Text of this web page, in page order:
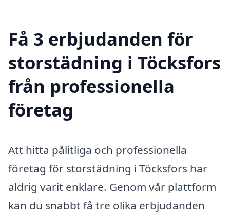
Få 3 erbjudanden för
storstädning i Töcksfors
från professionella
företag
Att hitta pålitliga och professionella
företag för storstädning i Töcksfors har
aldrig varit enklare. Genom vår plattform
kan du snabbt få tre olika erbjudanden